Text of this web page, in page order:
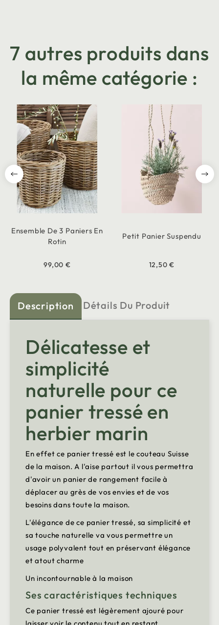
7 autres produits dans
la même catégorie :
Ensemble De 3 Paniers En
Rotin
99,00 €
Petit Panier Suspendu
12,50 €
Description Détails Du Produit
Délicatesse et
simplicité
naturelle pour ce
panier tressé en
herbier marin
En effet ce panier tressé est le couteau Suisse
de la maison. A l'aise partout il vous permettra
d'avoir un panier de rangement facile à
déplacer au grès de vos envies et de vos
besoins dans toute la maison.
L'élégance de ce panier tressé, sa simplicité et
sa touche naturelle va vous permettre un
usage polyvalent tout en préservant élégance
et atout charme
Un incontournable à la maison
Ses caractéristiques techniques
Ce panier tressé est légèrement ajouré pour